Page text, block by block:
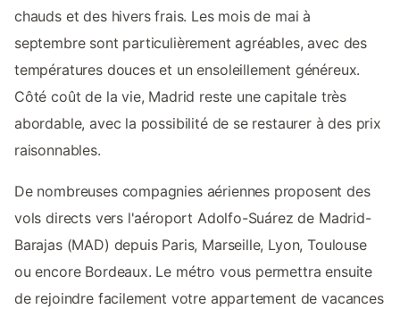
chauds et des hivers frais. Les mois de mai à
septembre sont particulièrement agréables, avec des
températures douces et un ensoleillement généreux.
Côté coût de la vie, Madrid reste une capitale très
abordable, avec la possibilité de se restaurer à des prix
raisonnables.
De nombreuses compagnies aériennes proposent des
vols directs vers l'aéroport Adolfo-Suárez de Madrid-
Barajas (MAD) depuis Paris, Marseille, Lyon, Toulouse
ou encore Bordeaux. Le métro vous permettra ensuite
de rejoindre facilement votre appartement de vacances